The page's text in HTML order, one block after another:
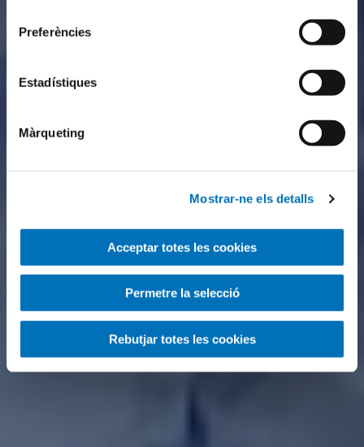
Preferències
Estadístiques
Màrqueting
Mostrar-ne els detalls
Acceptar totes les cookies
Permetre la selecció
Rebutjar totes les cookies